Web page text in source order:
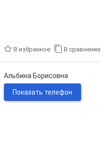
В избранное В сравнение
Альбина Борисовна
Показать телефон